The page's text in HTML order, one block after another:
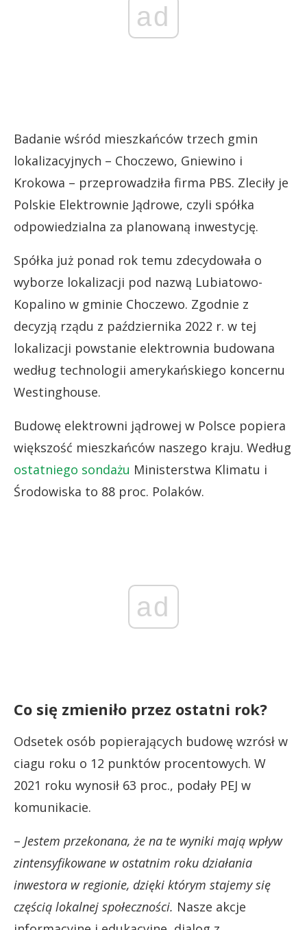
ad
Badanie wśród mieszkańców trzech gmin
lokalizacyjnych – Choczewo, Gniewino i
Krokowa – przeprowadziła firma PBS. Zleciły je
Polskie Elektrownie Jądrowe, czyli spółka
odpowiedzialna za planowaną inwestycję.
Spółka już ponad rok temu zdecydowała o
wyborze lokalizacji pod nazwą Lubiatowo-
Kopalino w gminie Choczewo. Zgodnie z
decyzją rządu z października 2022 r. w tej
lokalizacji powstanie elektrownia budowana
według technologii amerykańskiego koncernu
Westinghouse.
Budowę elektrowni jądrowej w Polsce popiera
większość mieszkańców naszego kraju. Według
ostatniego sondażu Ministerstwa Klimatu i
Środowiska to 88 proc. Polaków.
ad
Co się zmieniło przez ostatni rok?
Odsetek osób popierających budowę wzrósł w
ciagu roku o 12 punktów procentowych. W
2021 roku wynosił 63 proc., podały PEJ w
komunikacie.
– Jestem przekonana, że na te wyniki mają wpływ
zintensyfikowane w ostatnim roku działania
inwestora w regionie, dzięki którym stajemy się
częścią lokalnej społeczności. Nasze akcje